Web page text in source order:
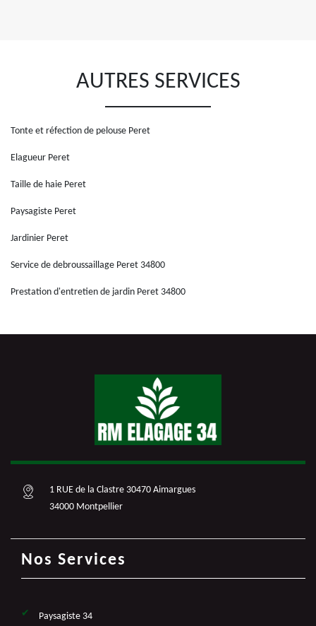
AUTRES SERVICES
Tonte et réfection de pelouse Peret
Elagueur Peret
Taille de haie Peret
Paysagiste Peret
Jardinier Peret
Service de debroussaillage Peret 34800
Prestation d'entretien de jardin Peret 34800
1 RUE de la Clastre 30470 Aimargues
34000 Montpellier
Nos Services
Paysagiste 34